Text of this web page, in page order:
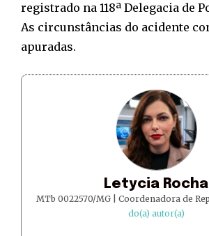
registrado na 118ª Delegacia de
As circunstâncias do acidente
apuradas.
Letycia Rocha
MTb 0022570/MG | Coordenadora de
do(a) autor(a)